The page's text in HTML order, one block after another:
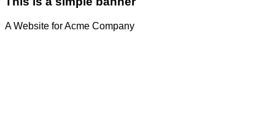
A Website for Acme Company